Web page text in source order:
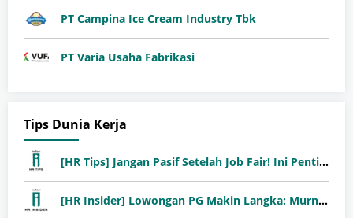
PT Campina Ice Cream Industry Tbk
PT Varia Usaha Fabrikasi
Tips Dunia Kerja
[HR Tips] Jangan Pasif Setelah Job Fair! Ini Pentingnya Follow-Up Setelah Job Fair
[HR Insider] Lowongan PG Makin Langka: Murni Seleksi atau Jalur Orang Dalam?